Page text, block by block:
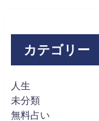
カテゴリー
人生
未分類
無料占い